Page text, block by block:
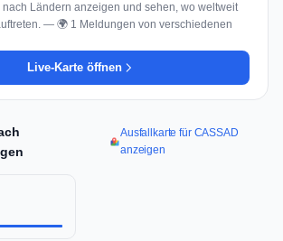
nach Ländern anzeigen und sehen, wo weltweit
— 🌍 1 Meldungen von verschiedenen
Live-Karte öffnen
Ausfallkarte für CASSAD
anzeigen